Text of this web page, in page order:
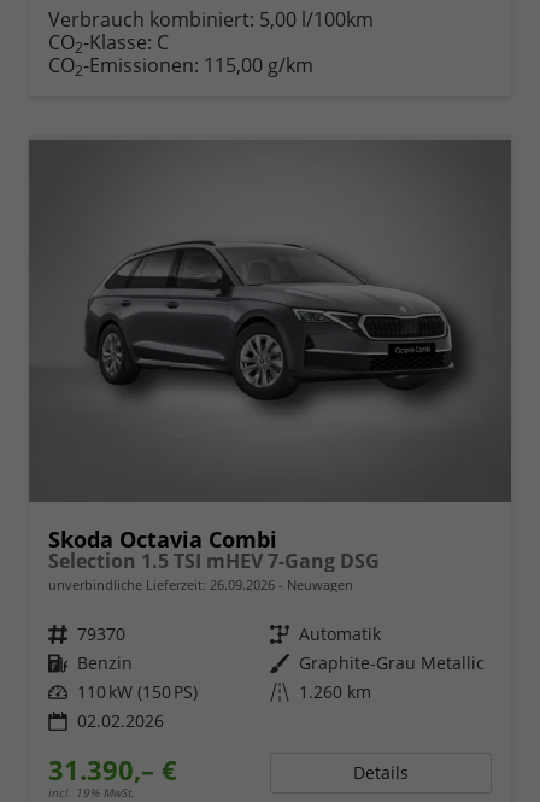
Verbrauch kombiniert: 5,00 l/100km
CO2-Klasse: C
CO2-Emissionen: 115,00 g/km
Skoda Octavia Combi
Selection 1.5 TSI mHEV 7-Gang DSG
unverbindliche Lieferzeit: 26.09.2026 Neuwagen
Fahrzeugnr. 79370 Getriebe Automatik
Kraftstoff Benzin Außenfarbe Graphite-Grau Metallic
Leistung 110 kW (150 PS) Kilometerstand 1.260 km
02.02.2026
31.390,– €
incl. 19% MwSt.
Details